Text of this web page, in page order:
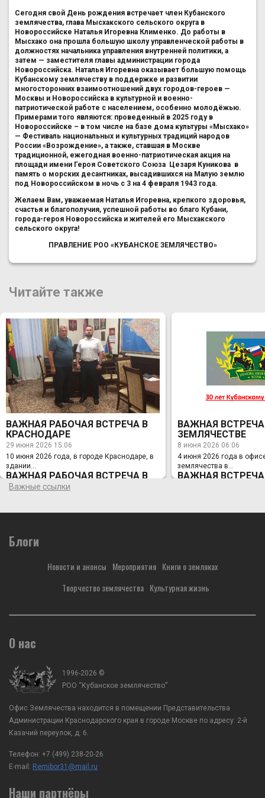
Сегодня свой День рождения встречает член Кубанского
землячества, глава Мысхакского сельского округа в
Новороссийске Наталья Игоревна Клименко. До работы в
Мысхако она прошла большую школу управленческой работы в
должностях начальника управления внутренней политики, а
затем — заместителя главы администрации города
Новороссийска. Наталья Игоревна оказывает большую помощь
Кубанскому землячеству в поддержке и развитии
многосторонних взаимоотношений двух городов-героев —
Москвы и Новороссийска в культурной и военно-
патриотической работе с населением, особенно молодёжью.
Примерами того являются: проведенный в 2025 году в
Новороссийске – в том числе на базе дома культуры «Мысхако»
— Фестиваль национальных и культурных традиций народов
России «Возрождение», а также, ставшая в Москве
традиционной, ежегодная военно-патриотическая акция на
площади имени Героя Советского Союза Цезаря Куникова в
память о морских десантниках, высадившихся на Малую землю
под Новороссийском в ночь с 3 на 4 февраля 1943 года.
Желаем Вам, уважаемая Наталья Игоревна, крепкого здоровья,
счастья и благополучия, успешной работы во благо Кубани,
города-героя Новороссийска и жителей его Мысхакского
сельского округа!
ПРАВЛЕНИЕ РОО «КУБАНСКОЕ ЗЕМЛЯЧЕСТВО»
Читайте также
ВАЖНАЯ РАБОЧАЯ ВСТРЕЧА В
КРАСНОДАРЕ
29 июня 2026 15:06
10 июня 2026 года, в городе Краснодаре, в
здании...
ВАЖНАЯ РАБОЧАЯ ВСТРЕЧА В
КРАСНОДАРЕ
Заместителя Губернатора Краснодарского
края по вопросам казачества, спорта и
атамана Кубанского казачьего войска А.А.
ВАЖНАЯ
ЗЕМЛЯЧЕСТВЕ
8 июня 2026 06:06
4 июня 2026 года в
землячества в...
ВАЖНАЯ
работы, ВРИО атамана
Важные ссылки
Блоги
Новости и анонсы Мероприятия Книги о земляках
Творчество землячества Культурная жизнь
О нас
1996-2026 ©
РОО “Кубанское землячество”
Офис Землячества находится в помещении Представительства
Администрации Краснодарского края в городе Москве по адресу: 2-й
Казачий переулок, д. 6.
Телефон: +7 (499) 238-20-26
E-mail: Remibor31@mail.ru
Наши партнёры